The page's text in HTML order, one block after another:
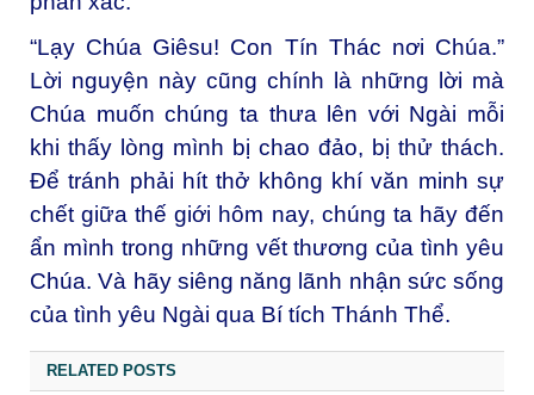
“Lạy Chúa Giêsu! Con Tín Thác nơi Chúa.”
Lời nguyện này cũng chính là những lời mà
Chúa muốn chúng ta thưa lên với Ngài mỗi
khi thấy lòng mình bị chao đảo, bị thử thách.
Để tránh phải hít thở không khí văn minh sự
chết giữa thế giới hôm nay, chúng ta hãy đến
ẩn mình trong những vết thương của tình yêu
Chúa. Và hãy siêng năng lãnh nhận sức sống
của tình yêu Ngài qua Bí tích Thánh Thể.
RELATED POSTS